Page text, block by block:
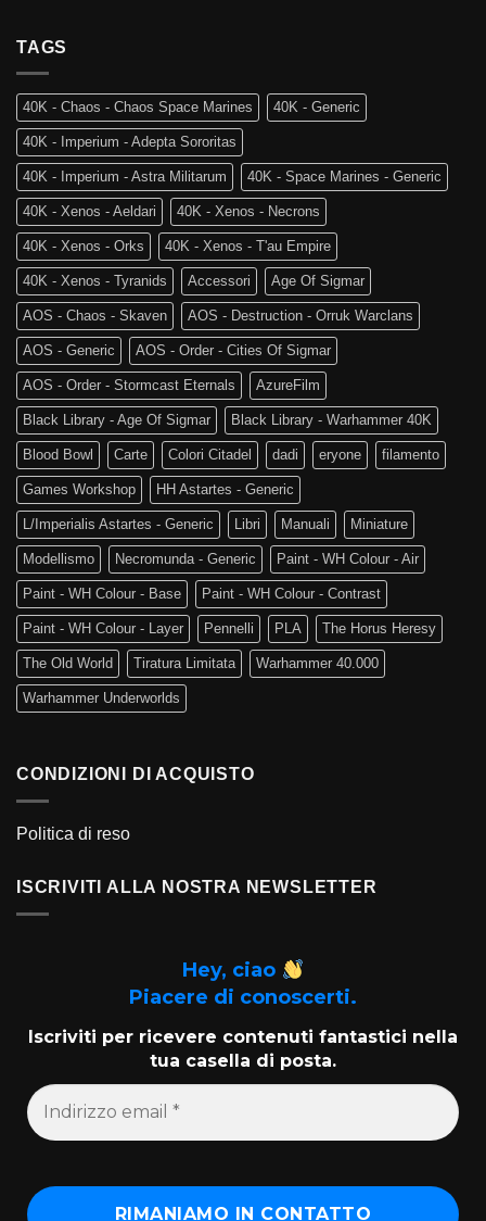
Edizione
di
Age
of
Sigmar
The
Old
World
tra
noi!
TAGS
40K - Chaos - Chaos Space Marines 40K - Generic
40K - Imperium - Adepta Sororitas
40K - Imperium - Astra Militarum 40K - Space Marines - Generic
40K - Xenos - Aeldari 40K - Xenos - Necrons
40K - Xenos - Orks 40K - Xenos - T'au Empire
40K - Xenos - Tyranids Accessori Age Of Sigmar
AOS - Chaos - Skaven AOS - Destruction - Orruk Warclans
AOS - Generic AOS - Order - Cities Of Sigmar
AOS - Order - Stormcast Eternals AzureFilm
Black Library - Age Of Sigmar Black Library - Warhammer 40K
Blood Bowl Carte Colori Citadel dadi eryone filamento
Games Workshop HH Astartes - Generic
L/Imperialis Astartes - Generic Libri Manuali Miniature
Modellismo Necromunda - Generic Paint - WH Colour - Air
Paint - WH Colour - Base Paint - WH Colour - Contrast
Paint - WH Colour - Layer Pennelli PLA The Horus Heresy
The Old World Tiratura Limitata Warhammer 40.000
Warhammer Underworlds
CONDIZIONI DI ACQUISTO
Politica di reso
ISCRIVITI ALLA NOSTRA NEWSLETTER
Hey, ciao
Piacere di conoscerti.
Iscriviti per ricevere contenuti fantastici nella
tua casella di posta.